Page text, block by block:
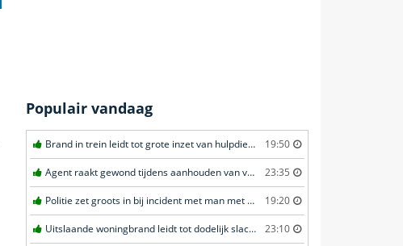
Populair vandaag
Brand in trein leidt tot grote inzet van hulpdiensten in Amersfoort 19:50
Agent raakt gewond tijdens aanhouden van verdachte in Amsterdam 23:35
Politie zet groots in bij incident met man met verward gedrag in Leeuwarden 19:20
Uitslaande woningbrand leidt tot dodelijk slachtoffer in Rotterdam 23:10